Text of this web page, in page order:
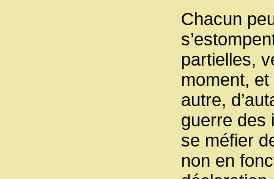
Chacun
partielles,
moment,
autre,
guerre des
se méfier
non en